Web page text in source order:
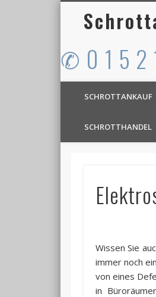
✆ 0 1 5 2
SCHROTTANKAUF
SCHROTTHANDEL
Wissen Sie
immer noch
von eines
in